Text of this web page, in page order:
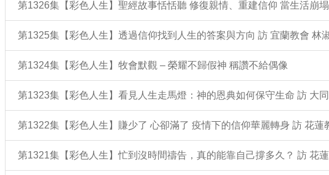
第1326集【彩色人生】聖經故事恬恬聽 修復親情、重建信仰 當生活崩
第1325集【彩色人生】透過信仰找到人生的答案與方向 訪 宜蘭教會 林
第1324集【彩色人生】牧會默觀 – 榮耀不歸假神 稱讚不給偶像
第1323集【彩色人生】看見人生走馬燈：神的恩典如何保守生命 訪 大
第1322集【彩色人生】賺少了 心卻滿了 疫情下的信仰華麗轉身 訪 花蓮
第1321集【彩色人生】忙到沒時間禱告，真的能靠自己撐多久？ 訪 花